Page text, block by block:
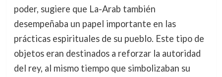
poder, sugiere que La-Arab también
desempeñaba un papel importante en las
prácticas espirituales de su pueblo. Este tipo de
objetos eran destinados a reforzar la autoridad
del rey, al mismo tiempo que simbolizaban su